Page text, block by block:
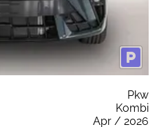
Pkw
Kombi
Apr / 2026